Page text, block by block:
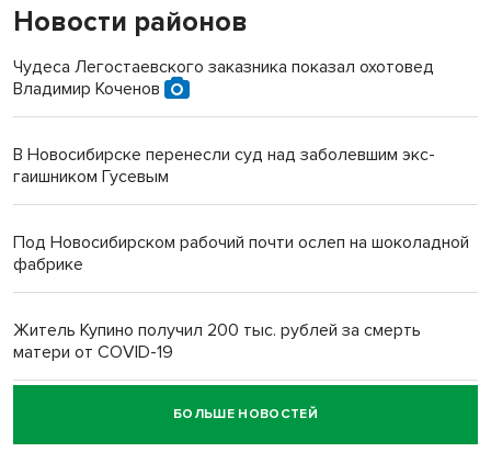
Новости районов
Чудеса Легостаевского заказника показал охотовед
Владимир Коченов
В Новосибирске перенесли суд над заболевшим экс-
гаишником Гусевым
Под Новосибирском рабочий почти ослеп на шоколадной
фабрике
Житель Купино получил 200 тыс. рублей за смерть
матери от COVID-19
Новосибирский суд наказал водителя за смерть
пенсионерки на вокзале
БОЛЬШЕ НОВОСТЕЙ